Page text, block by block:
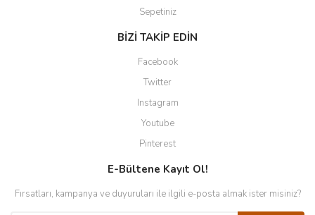
Sepetiniz
BİZİ TAKİP EDİN
Facebook
Twitter
Instagram
Youtube
Pinterest
E-Bültene Kayıt Ol!
Fırsatları, kampanya ve duyuruları ile ilgili e-posta almak ister misiniz?